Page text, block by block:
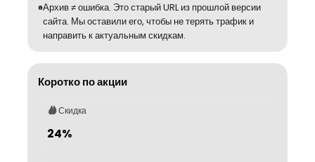
Архив ≠ ошибка. Это старый URL из прошлой версии
сайта. Мы оставили его, чтобы не терять трафик и
направить к актуальным скидкам.
Коротко по акции
Скидка
24%